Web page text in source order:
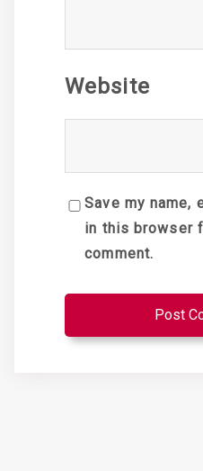
Website
Save my name,
in this browser
comment.